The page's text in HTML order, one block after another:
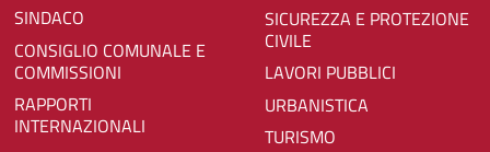
SINDACO
CONSIGLIO COMUNALE E
COMMISSIONI
RAPPORTI
INTERNAZIONALI
SICUREZZA E PROTEZIONE
CIVILE
LAVORI PUBBLICI
URBANISTICA
TURISMO